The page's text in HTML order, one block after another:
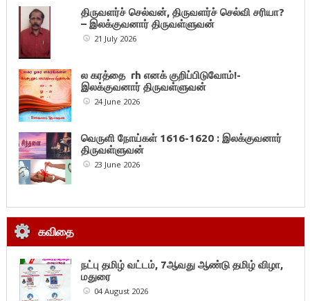
திருவளர்ச் செல்வன், திருவளர்ச் செல்வி சரியா?
– இலக்குவனார் திருவள்ளுவன்
21 July 2026
ல கரத்தை rh எனக் குறிப்பிடுவோம்!-
இலக்குவனார் திருவள்ளுவன்
24 June 2026
வெருளி நோய்கள் 1616-1620 : இலக்குவனார்
திருவள்ளுவன்
23 June 2026
கவிதை
நட்பு தமிழ் வட்டம், 7ஆவது ஆண்டு தமிழ் விழா,
மதுரை
04 August 2026